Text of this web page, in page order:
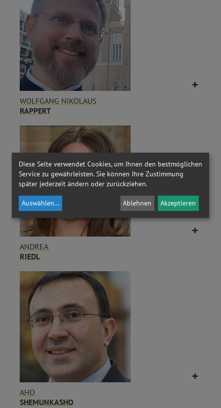
WOLFGANG NIKOLAUS
RAPPERT
ANDREA
RIEDL
AHO
SHEMUNKASHO
Diese Seite verwendet Cookies, um Ihnen den bestmöglichen
Service zu gewährleisten. Sie können Ihre Zustimmung
später jederzeit ändern oder zurückziehen.
Auswählen... Ablehnen Akzeptieren